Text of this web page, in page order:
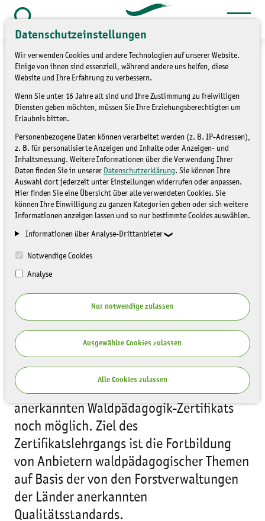
Datenschutzeinstellungen
Wir verwenden Cookies und andere Technologien auf unserer Website.
Einige von ihnen sind essenziell, während andere uns helfen, diese
Website und Ihre Erfahrung zu verbessern.
Wenn Sie unter 16 Jahre alt sind und Ihre Zustimmung zu freiwilligen
Diensten geben möchten, müssen Sie Ihre Erziehungsberechtigten um
Erlaubnis bitten.
Personenbezogene Daten können verarbeitet werden (z. B. IP-Adressen),
z. B. für personalisierte Anzeigen und Inhalte oder Anzeigen- und
Inhaltsmessung. Weitere Informationen über die Verwendung Ihrer
Daten finden Sie in unserer Datenschutzerklärung. Sie können Ihre
Auswahl dort jederzeit unter Einstellungen widerrufen oder anpassen.
Hier finden Sie eine Übersicht über alle verwendeten Cookies. Sie
können Ihre Einwilligung zu ganzen Kategorien geben oder sich weitere
Informationen anzeigen lassen und so nur bestimmte Cookies auswählen.
Informationen über Analyse-Drittanbieter
Notwendige Cookies
Analyse
Nur notwendige zulassen
Ausgewählte Cookies zulassen
Alle Cookies zulassen
Zum
Suche
öffnen
Restplätze in
Waldpädagogenlehrgang
noch verfügbar
NICHT ZUGEORDNET
Bis zum 24. November 2014 ist es die
Anmeldung für einen Lehrgang zur
Erlangung des bundesweit staatlich
anerkannten Waldpädagogik-Zertifikats
noch möglich. Ziel des
Zertifikatslehrgangs ist die Fortbildung
von Anbietern waldpädagogischer Themen
auf Basis der von den Forstverwaltungen
der Länder anerkannten
Qualitätsstandards.